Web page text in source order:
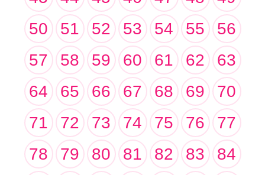
50
51 52 53 54 55
56
57
58 59 60 61 62
63
64
65 66 67 68 69
70
71
72 73 74 75 76
77
78
79 80 81 82 83
84